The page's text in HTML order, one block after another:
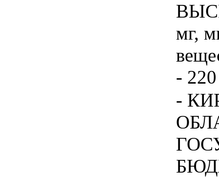
мг,
-
-